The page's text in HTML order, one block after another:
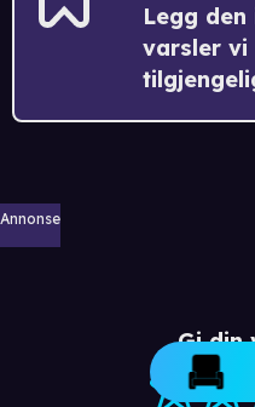
Legg
varsler vi
Annonse
Gi din